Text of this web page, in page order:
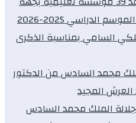
الدراسي 2025-2026
السامي بمناسبة الذكرى
محمد السادس من الدكتور
المجيد
الملك محمد السادس